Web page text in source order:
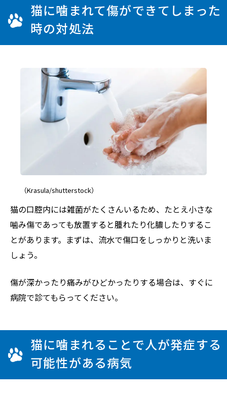
猫に噛まれて傷ができてしまった
時の対処法
（Krasula/shutterstock）
猫の口腔内には雑菌がたくさんいるため、たとえ小さな
噛み傷であっても放置すると腫れたり化膿したりするこ
とがあります。まずは、流水で傷口をしっかりと洗いま
しょう。
傷が深かったり痛みがひどかったりする場合は、すぐに
病院で診てもらってください。
猫に噛まれることで人が発症する
可能性がある病気